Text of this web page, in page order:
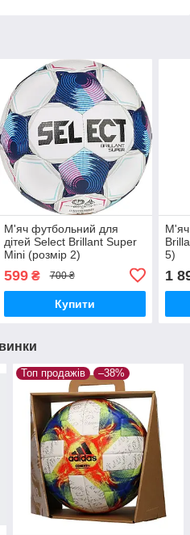
М'яч футбольний для
дітей Select Brillant Super
Mini (розмір 2)
599₴ 700 ₴
Купити
М'яч
5)
1
Топ продажів –38%